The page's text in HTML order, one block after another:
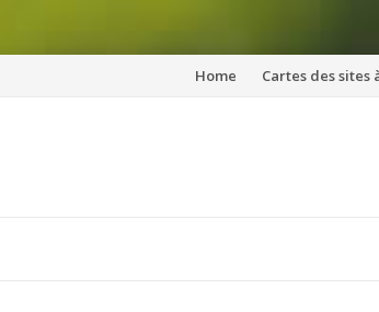
Aller
Home Cartes des sites